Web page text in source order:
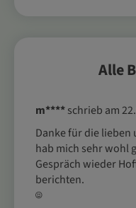
Alle
m****schrieb am
Danke für die lieben
hab mich sehr wohl
Gespräch wieder
berichten.
☺ ️